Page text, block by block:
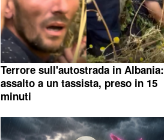
Terrore sull'autostrada in Albania:
assalto a un tassista, preso in 15
minuti